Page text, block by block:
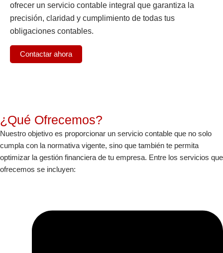
ofrecer un servicio contable integral que garantiza la
precisión, claridad y cumplimiento de todas tus
obligaciones contables.
Contactar ahora
¿Qué Ofrecemos?
Nuestro objetivo es proporcionar un servicio contable que no solo
cumpla con la normativa vigente, sino que también te permita
optimizar la gestión financiera de tu empresa. Entre los servicios que
ofrecemos se incluyen: